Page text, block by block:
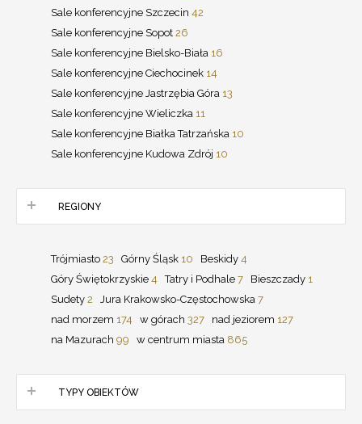
Sale konferencyjne Szczecin 42
Sale konferencyjne Sopot 26
Sale konferencyjne Bielsko-Biała 16
Sale konferencyjne Ciechocinek 14
Sale konferencyjne Jastrzębia Góra 13
Sale konferencyjne Wieliczka 11
Sale konferencyjne Białka Tatrzańska 10
Sale konferencyjne Kudowa Zdrój 10
REGIONY
Trójmiasto 23 Górny Śląsk 10 Beskidy 4
Góry Świętokrzyskie 4 Tatry i Podhale 7 Bieszczady 1
Sudety 2 Jura Krakowsko-Częstochowska 7
nad morzem 174 w górach 327 nad jeziorem 127
na Mazurach 99 w centrum miasta 865
TYPY OBIEKTÓW